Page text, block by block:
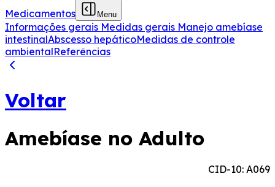
Medicamentos
Menu
Informações gerais Medidas gerais Manejo amebíase
intestinalAbscesso hepáticoMedidas de controle
ambientalReferências
Voltar
Amebíase no Adulto
CID-10: A069